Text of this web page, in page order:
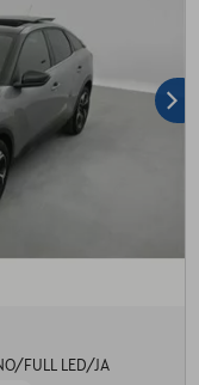
FULL LED/JA